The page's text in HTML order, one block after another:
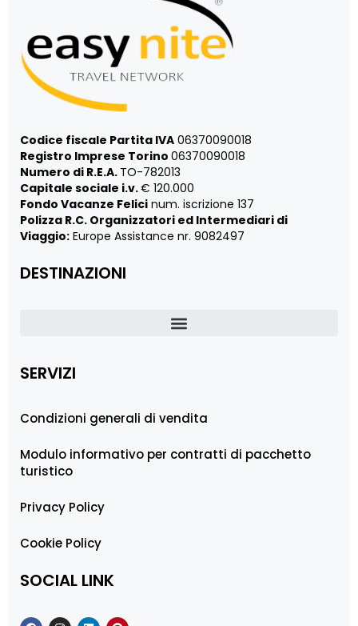
Codice fiscale Partita IVA 06370090018
Registro Imprese Torino 06370090018
Numero di R.E.A. TO-782013
Capitale sociale i.v.€ 120.000
Fondo Vacanze Felici num. iscrizione 137
Polizza R.C. Organizzatori ed Intermediari di
Viaggio: Europe Assistance nr. 9082497
DESTINAZIONI
SERVIZI
Condizioni generali di vendita
Modulo informativo per contratti di pacchetto
turistico
Privacy Policy
Cookie Policy
SOCIAL LINK